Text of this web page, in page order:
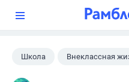
Школа Внеклассная